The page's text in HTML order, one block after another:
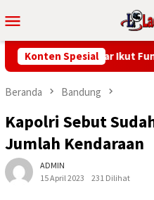
ke
Mobile
Konten Spesial
Franky Wongkar Ikut Fun
Beranda Bandung
Kapolri Sebut
Jumlah Kendaraan
ADMIN
15 April 2023
231 Dilihat